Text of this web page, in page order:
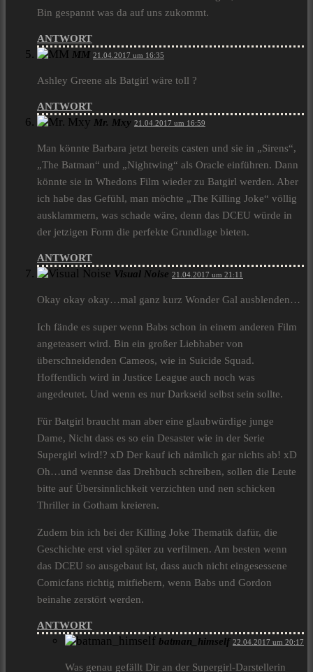
Bin gespannt was da auf uns zukommt.
ANTWORT
MM 21.04.2017 um 16:35
Ashley Greene als Batgirl wäre toll ?
ANTWORT
Mr. Mxy 21.04.2017 um 16:59
Man könnte Barbara jetzt bereits casten und sie in „Sirens“,
„The Batman“ und „Nightwing“ als Oracle einführen. Dann
könnte sie in Whedons Film wieder zu Batgirl werden. Aber
ich habe das Gefühl, man möchte „The Killing Joke“ völlig
ausklammern, was schade wäre, denn das DCEU würde in
der jetzigen Form die perfekte Grundlage bieten.
ANTWORT
Visual Noise 21.04.2017 um 21:11
Okay okay okay…mal ganz kurz Wonder Gal ausblenden…
Ich fände es super wenn Babs schon in einem anderen Film
angeteasert wird. Bin ein großer Liebhaber von
überschneidenden Cameos, wie in Suicide Squad.
Hoffentlich wird in Justice League auch noch was
angedeutet. Und wenn es nur Darkseid selbst sein sollte.
Für Batgirl braucht man aber eine glaubwürdige junge
Dame, Nicht dass es so ein Desaster wie in der Serie
Supergirl wird!? xD Der kauf ich nämlich gar nichts ab! xD
Oh…und wennse das Drehbuch schreiben, sollen die Leute
bitte auf Übersinnlichkeit verzichten und nen schicken
Thriller in Gotham kreieren.
Zudem bin ich bei der Killing Joke Thematik dafür, die
Geschichte erst viel später zu verfilmen. Am besten wenn
das DCEU so ausgebaut ist, dass auch nicht eingesessene
Comicfans richtig mitfiebern, wenn Babs und Gordon
beinahe zerstört werden.
ANTWORT
batman_himself 22.04.2017 um 20:17
Was genau gefällt Dir an der Supergirl-Darstellerin